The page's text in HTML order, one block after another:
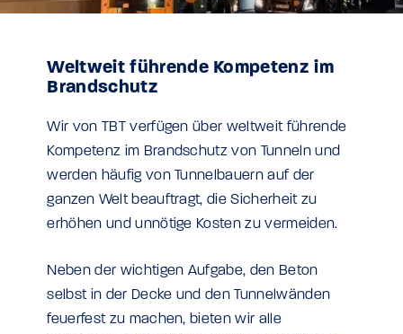
Weltweit führende Kompetenz im
Brandschutz
Wir von TBT verfügen über weltweit führende
Kompetenz im Brandschutz von Tunneln und
werden häufig von Tunnelbauern auf der
ganzen Welt beauftragt, die Sicherheit zu
erhöhen und unnötige Kosten zu vermeiden.
Neben der wichtigen Aufgabe, den Beton
selbst in der Decke und den Tunnelwänden
feuerfest zu machen, bieten wir alle